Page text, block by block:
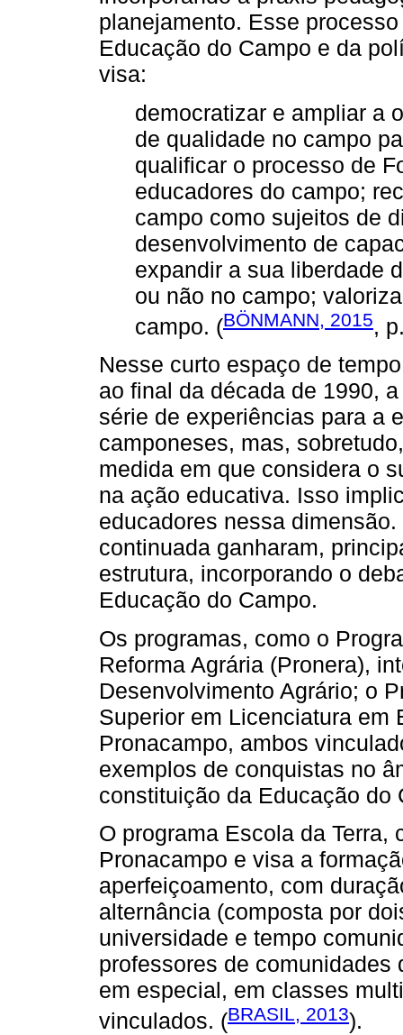
planejamento. Esse
Educação do Campo e da
visa:
democratizar e ampliar a
de qualidade no campo
qualificar o processo de
educadores do campo;
campo como sujeitos de
desenvolvimento de
expandir a sua liberdade
ou não no campo;
campo. (BÖNMANN, 2015,
Nesse curto espaço de
ao final da década de 1990,
série de experiências para a
camponeses, mas,
medida em que considera o
na ação educativa. Isso
educadores nessa
continuada ganharam,
estrutura, incorporando o
Educação do Campo.
Os programas, como o
Reforma Agrária (Pronera),
Desenvolvimento Agrário; o
Superior em Licenciatura em
Pronacampo, ambos
exemplos de conquistas no
constituição da Educação do
O programa Escola da
Pronacampo e visa a
aperfeiçoamento, com
alternância (composta por
universidade e tempo
professores de
em especial, em classes
vinculados. (BRASIL, 2013).